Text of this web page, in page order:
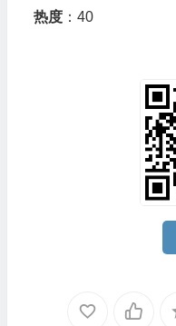
热度：40